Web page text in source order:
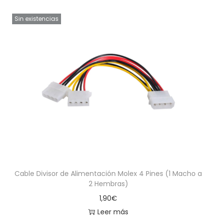
Sin existencias
Cable Divisor de Alimentación Molex 4 Pines (1 Macho a
2 Hembras)
1,90€
Leer más